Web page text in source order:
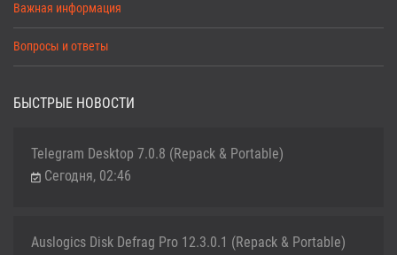
Важная информация
Вопросы и ответы
БЫСТРЫЕ НОВОСТИ
Telegram Desktop 7.0.8 (Repack & Portable)
Сегодня, 02:46
Auslogics Disk Defrag Pro 12.3.0.1 (Repack & Portable)